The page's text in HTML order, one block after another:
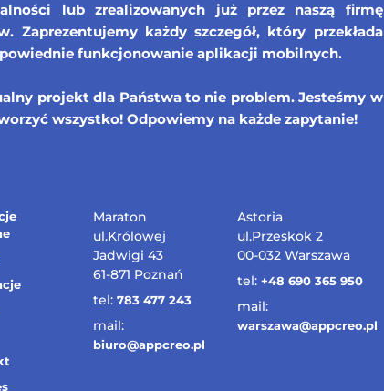
lub zrealizowanych już przez naszą firmę
Zaprezentujemy każdy szczegół, który przekłada
funkcjonowanie aplikacji mobilnych.
projekt dla Państwa to nie problem. Jesteśmy w
wszystko! Odpowiemy na każde zapytanie!
Maraton
ul.Królowej
Jadwigi 43
61-871 Poznań
tel: 783 477 243
mail:
biuro@appcreo.pl
Astoria
ul.Przeskok 2
00-032 Warszawa
tel: +48 690 365 950
mail:
warszawa@appcreo.pl